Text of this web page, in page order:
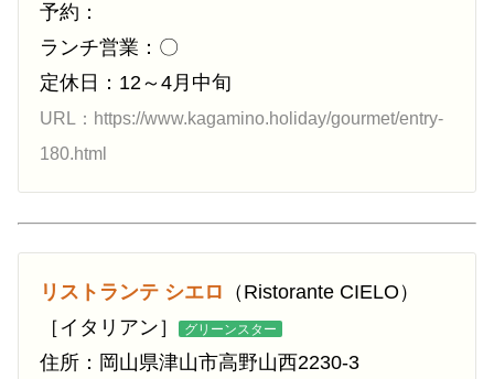
予約：
ランチ営業：〇
定休日：12～4月中旬
URL：https://www.kagamino.holiday/gourmet/entry-
180.html
リストランテ シエロ （Ristorante CIELO）
［イタリアン］
グリーンスター
住所：岡山県津山市高野山西2230-3